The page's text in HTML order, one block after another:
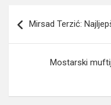
članaka
Mirsad Terzić:
Mostarski